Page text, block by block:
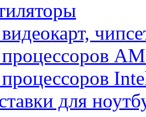
для